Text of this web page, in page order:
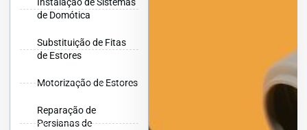
de Domótica
Substituição de Fitas
de Estores
Motorização de Estores
Reparação de
Persianas de